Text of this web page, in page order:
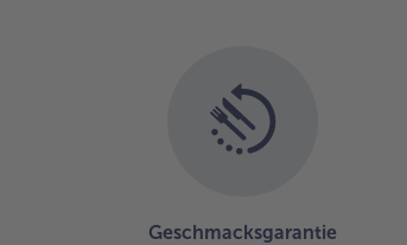
Geschmacksgarantie